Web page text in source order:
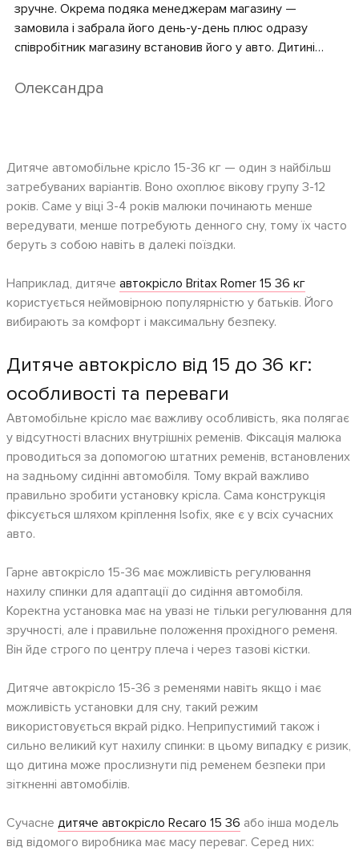
зручне. Окрема подяка менеджерам магазину —
замовила і забрала його день-у-день плюс одразу
співробітник магазину встановив його у авто. Дитині
Олександра
Дитяче автомобільне крісло 15-36 кг — один з найбільш
затребуваних варіантів. Воно охоплює вікову групу 3-12
років. Саме у віці 3-4 років малюки починають менше
вередувати, менше потребують денного сну, тому їх часто
беруть з собою навіть в далекі поїздки.
Наприклад, дитяче автокрісло Britax Romer 15 36 кг
користується неймовірною популярністю у батьків. Його
вибирають за комфорт і максимальну безпеку.
Дитяче автокрісло від 15 до 36 кг:
особливості та переваги
Автомобільне крісло має важливу особливість, яка полягає
у відсутності власних внутрішніх ременів. Фіксація малюка
проводиться за допомогою штатних ременів, встановлених
на задньому сидінні автомобіля. Тому вкрай важливо
правильно зробити установку крісла. Сама конструкція
фіксується шляхом кріплення Isofix, яке є у всіх сучасних
авто.
Гарне автокрісло 15-36 має можливість регулювання
нахилу спинки для адаптації до сидіння автомобіля.
Коректна установка має на увазі не тільки регулювання для
зручності, але і правильне положення прохідного ременя.
Він йде строго по центру плеча і через тазові кістки.
Дитяче автокрісло 15-36 з ременями навіть якщо і має
можливість установки для сну, такий режим
використовується вкрай рідко. Неприпустимий також і
сильно великий кут нахилу спинки: в цьому випадку є ризик,
що дитина може прослизнути під ременем безпеки при
зіткненні автомобілів.
Сучасне дитяче автокрісло Recaro 15 36 або інша модель
від відомого виробника має масу переваг. Серед них: